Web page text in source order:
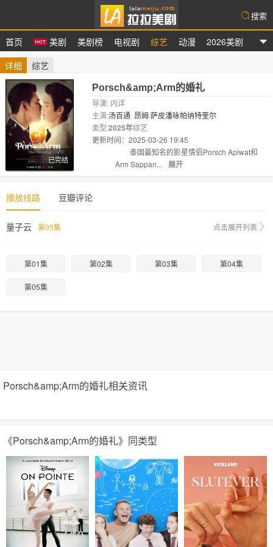
首页 美剧 美剧榜 电视剧 综艺 动漫 2026美剧
搜索
详细 综艺
已完结
Porsch&amp;Arm的婚礼
导演: 内详
主演:汤百通 昂姆·萨皮潘咏帕纳特奎尔
类型:2025年综艺
更新时间：2025-03-26 19:45
泰国最知名的影星情侣Porsch Apiwat和
Arm Sappan...
展开
播放线路 豆瓣评论
量子云 第05集 点击展开列表
第01集 第02集 第03集 第04集
第05集
Porsch&amp;Arm的婚礼相关资讯
《Porsch&amp;Arm的婚礼》同类型